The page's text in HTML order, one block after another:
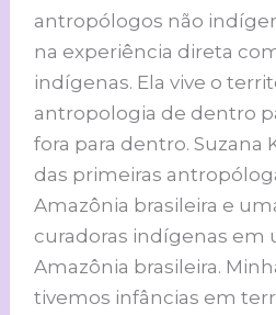
antropólogos não
na experiência direta
indígenas. Ela vive o
antropologia de dentro
fora para dentro. Suzana
das primeiras
Amazônia brasileira e
curadoras indígenas em
Amazônia brasileira.
tivemos infâncias em